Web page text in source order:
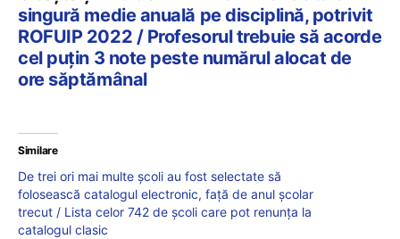
singură medie anuală pe disciplină, potrivit
ROFUIP 2022 / Profesorul trebuie să acorde
cel puțin 3 note peste numărul alocat de
ore săptămânal
Similare
De trei ori mai multe școli au fost selectate să
folosească catalogul electronic, față de anul școlar
trecut / Lista celor 742 de școli care pot renunța la
catalogul clasic